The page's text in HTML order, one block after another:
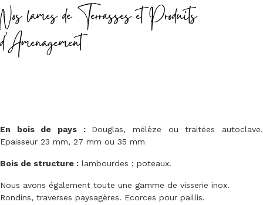
Nos lames de Terrasses et Produits
d'Amenagement
En bois de pays : Douglas, mélèze ou traitées autoclave.
Epaisseur 23 mm, 27 mm ou 35 mm
Bois de structure : lambourdes ; poteaux.
Nous avons également toute une gamme de visserie inox.
Rondins, traverses paysagères. Ecorces pour paillis.